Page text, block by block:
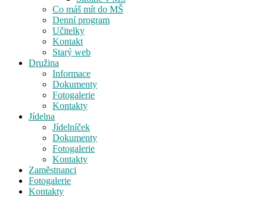
Co máš mít do MŠ
Denní program
Učitelky
Kontakt
Starý web
Družina
Informace
Dokumenty
Fotogalerie
Kontakty
Jídelna
Jídelníček
Dokumenty
Fotogalerie
Kontakty
Zaměstnanci
Fotogalerie
Kontakty